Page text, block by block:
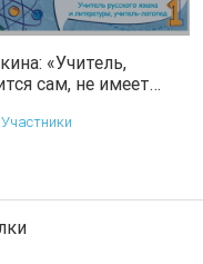
«Учитель,
сам, не имеет
Участники